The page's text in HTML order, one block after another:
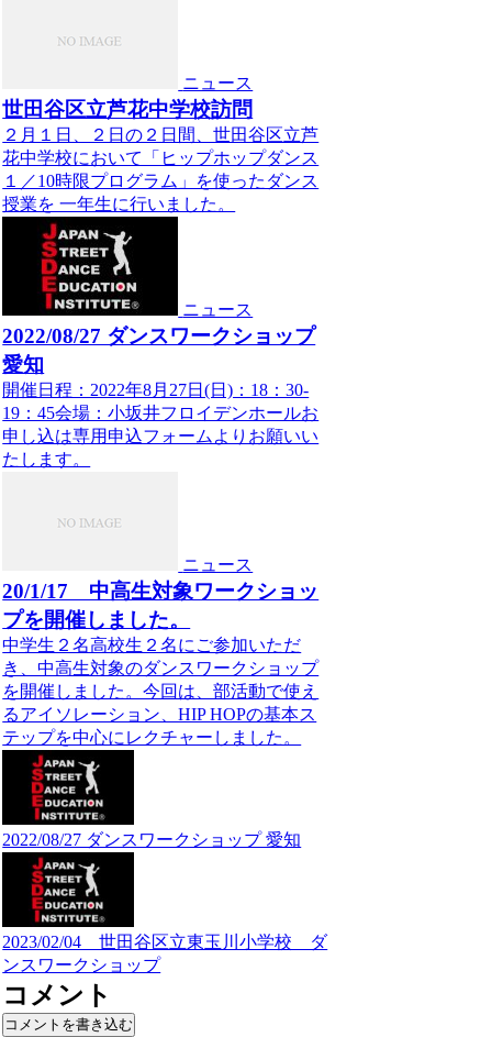
ニュース
世田谷区立芦花中学校訪問
２月１日、２日の２日間、世田谷区立芦
花中学校において「ヒップホップダンス
１／10時限プログラム」を使ったダンス
授業を 一年生に行いました。
ニュース
2022/08/27 ダンスワークショップ
愛知
開催日程：2022年8月27日(日)：18：30-
19：45会場：小坂井フロイデンホールお
申し込は専用申込フォームよりお願いい
たします。
ニュース
20/1/17 中高生対象ワークショッ
プを開催しました。
中学生２名高校生２名にご参加いただ
き、中高生対象のダンスワークショップ
を開催しました。今回は、部活動で使え
るアイソレーション、HIP HOPの基本ス
テップを中心にレクチャーしました。
2022/08/27 ダンスワークショップ 愛知
2023/02/04 世田谷区立東玉川小学校 ダ
ンスワークショップ
コメント
コメントを書き込む